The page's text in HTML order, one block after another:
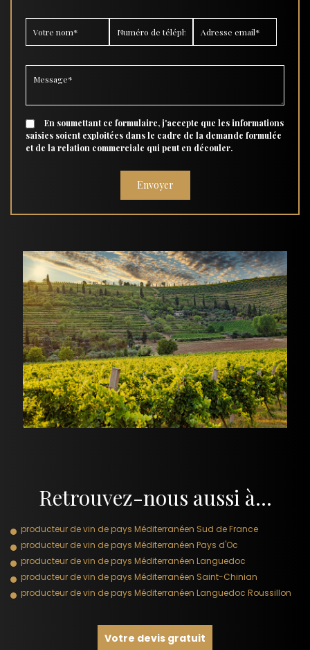
En soumettant ce formulaire, j'accepte que les informations
saisies soient exploitées dans le cadre de la demande formulée
et de la relation commerciale qui peut en découler.
Retrouvez-nous aussi à…
producteur de vin de pays Méditerranéen Sud de France
producteur de vin de pays Méditerranéen Pays d'Oc
producteur de vin de pays Méditerranéen Languedoc
producteur de vin de pays Méditerranéen Saint-Chinian
producteur de vin de pays Méditerranéen Languedoc Roussillon
Votre devis gratuit